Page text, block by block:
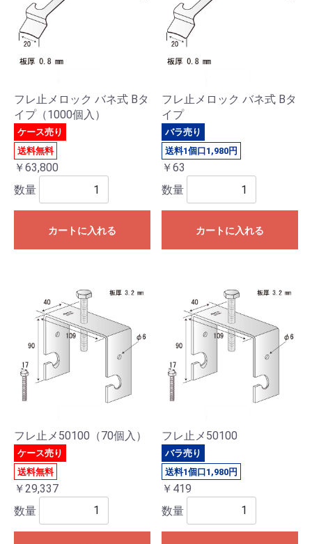
フレ止メロック バネ式 Bタ
イプ（1000個入）
ケース売り
送料無料
￥63,800
数量
カートに入れる
フレ止メロック バネ式 Bタ
イプ
バラ売り
送料1個口1,980円
￥63
数量
カートに入れる
フレ止メ50100（70個入）
ケース売り
送料無料
￥29,337
数量
フレ止メ50100
バラ売り
送料1個口1,980円
￥419
数量